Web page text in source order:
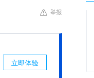
举报
立即体验